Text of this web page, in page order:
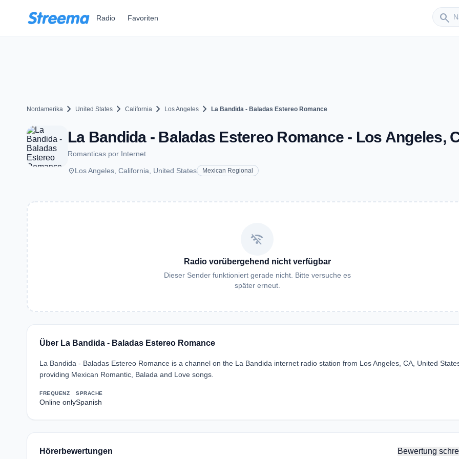
Radio Favoriten search
Sender
Nordamerika chevron_right United States chevron_right California chevron_right Los Angeles chevron_right La Bandida - Baladas Estereo Romance
La Bandida - Baladas Estereo Romance - Los Angeles,
Romanticas por Internet
placeLos Angeles, California, United States Mexican Regional
wifi_off
Radio vorübergehend nicht verfügbar
Dieser Sender funktioniert gerade nicht. Bitte versuche es
später erneut.
Über La Bandida - Baladas Estereo Romance
La Bandida - Baladas Estereo Romance is a channel on the La Bandida internet radio station from Los Angeles, CA, United
providing Mexican Romantic, Balada and Love songs.
FREQUENZ
Online only
SPRACHE
Spanish
Hörerbewertungen Bewertung